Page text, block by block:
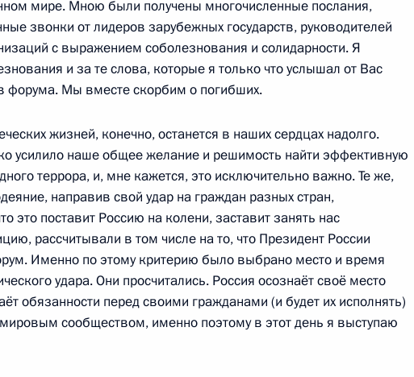
четверг
с мерами безопасности
Москва
среда
и обеспечение безопасности
Президент обсудил с главами министерств
развития
Московская область, Горки
мире. Мною были получены многочисленные послания,
звонки от лидеров зарубежных государств, руководителей
с выражением соболезнования и солидарности. Я
и за те слова, которые я только что услышал от Вас
форума. Мы вместе скорбим о погибших.
жизней, конечно, останется в наших сердцах надолго.
усилило наше общее желание и решимость найти эффективную
террора, и, мне кажется, это исключительно важно. Те же,
направив свой удар на граждан разных стран,
это поставит Россию на колени, заставит занять нас
рассчитывали в том числе на то, что Президент России
Именно по этому критерию было выбрано место и время
удара. Они просчитались. Россия осознаёт своё место
обязанности перед своими гражданами (и будет их исполнять)
сообществом, именно поэтому в этот день я выступаю